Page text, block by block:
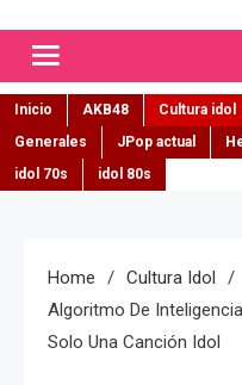
Inicio AKB48 Cultura idol
Generales
JPop actual
idol 70s
idol 80s
Home
Cultura Idol
Algoritmo De
Solo Una Canción Idol